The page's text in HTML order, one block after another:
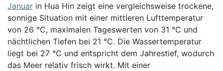
Januar in Hua Hin zeigt eine vergleichsweise trockene,
sonnige Situation mit einer mittleren Lufttemperatur
von 26 °C, maximalen Tageswerten von 31 °C und
nächtlichen Tiefen bei 21 °C. Die Wassertemperatur
liegt bei 27 °C und entspricht dem Jahrestief, wodurch
das Meer relativ frisch wirkt. Mit einer